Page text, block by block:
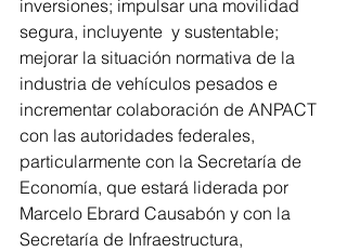
inversiones; impulsar una movilidad
segura, incluyente  y sustentable;
mejorar la situación normativa de la
industria de vehículos pesados e
incrementar colaboración de ANPACT
con las autoridades federales,
particularmente con la Secretaría de
Economía, que estará liderada por
Marcelo Ebrard Causabón y con la
Secretaría de Infraestructura,